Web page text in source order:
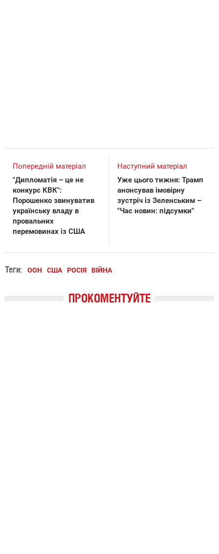
Попередній матеріал
"Дипломатія – це не
конкурс КВК":
Порошенко звинуватив
українську владу в
провальних
перемовинах із США
Наступний матеріал
Уже цього тижня: Трамп
анонсував імовірну
зустріч із Зеленським –
"Час новин: підсумки"
Теги: ООН США РОСІЯ ВІЙНА
ПРОКОМЕНТУЙТЕ